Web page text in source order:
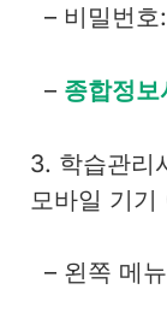
– 비밀번
– 종합정보
3. 학습관리
모바일 기기
– 왼쪽 메